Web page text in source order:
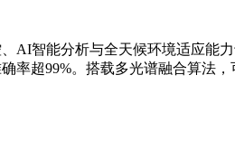
智能分析与全天候环境适应能
率超99%。搭载多光谱融合算法